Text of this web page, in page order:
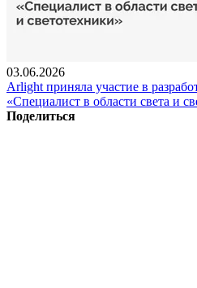
03.06.2026
Arlight приняла участие в
«Специалист в области света и
Поделиться